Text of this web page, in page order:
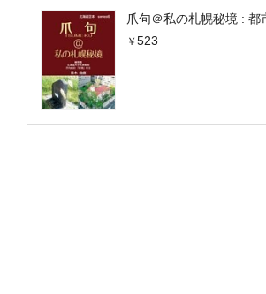
爪句＠私の札幌秘境 :
523